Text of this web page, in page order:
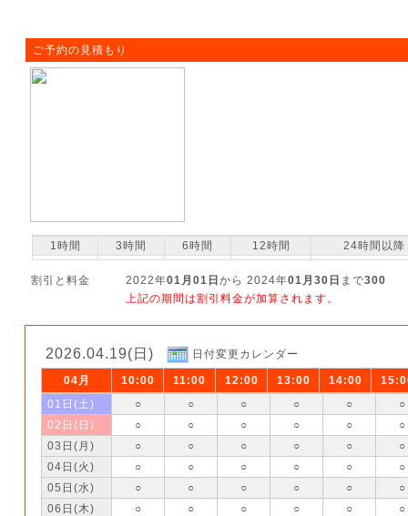
ご予約の見積もり
1時間 3時間 6時間 12時間 24時間以降
割引と料金 2022年01月01日 から 2024年01月30日 まで300
上記の期間は割引料金が加算されます。
2026.04.19(日) 日付変更カレンダー
04月 10:00 11:00 12:00 13:00 14:00
01日(土)
○ ○ ○ ○ ○
○
02日(日)
○ ○ ○ ○ ○
○
03日(月)
○ ○ ○ ○ ○
○
04日(火)
○ ○ ○ ○ ○
○
05日(水)
○ ○ ○ ○ ○
○
06日(木)
○ ○ ○ ○ ○
○